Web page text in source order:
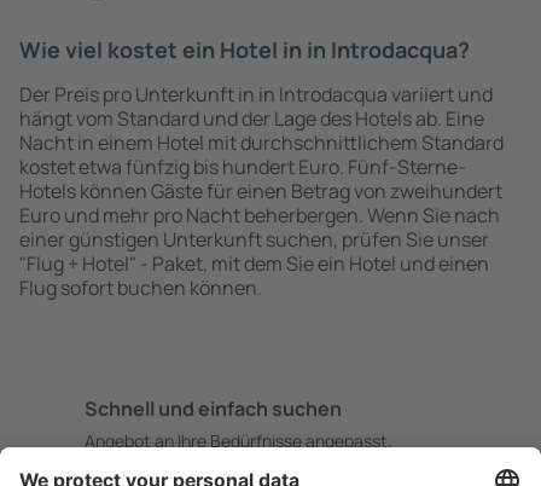
Wie viel kostet ein Hotel in in Introdacqua?
Der Preis pro Unterkunft in in Introdacqua variiert und
hängt vom Standard und der Lage des Hotels ab. Eine
Nacht in einem Hotel mit durchschnittlichem Standard
kostet etwa fünfzig bis hundert Euro. Fünf-Sterne-
Hotels können Gäste für einen Betrag von zweihundert
Euro und mehr pro Nacht beherbergen. Wenn Sie nach
einer günstigen Unterkunft suchen, prüfen Sie unser
"Flug + Hotel" - Paket, mit dem Sie ein Hotel und einen
Flug sofort buchen können.
Schnell und einfach suchen
Angebot an Ihre Bedürfnisse angepasst.